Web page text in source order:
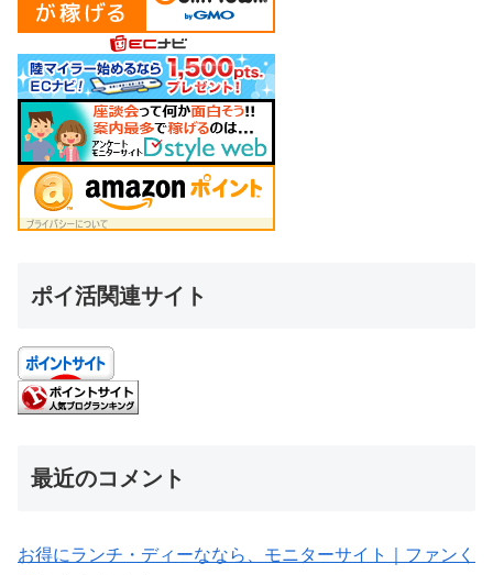
ポイ活関連サイト
最近のコメント
お得にランチ・ディーななら、モニターサイト｜ファンく